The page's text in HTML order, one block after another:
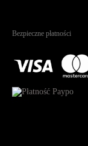
Bezpieczne płatności